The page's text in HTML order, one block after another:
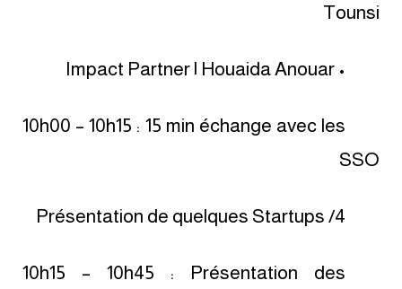
Tounsi
• Impact Partner | Houaida Anouar
10h00 – 10h15 : 15 min échange avec les
SSO
4/ Présentation de quelques Startups
10h15 – 10h45 : Présentation des